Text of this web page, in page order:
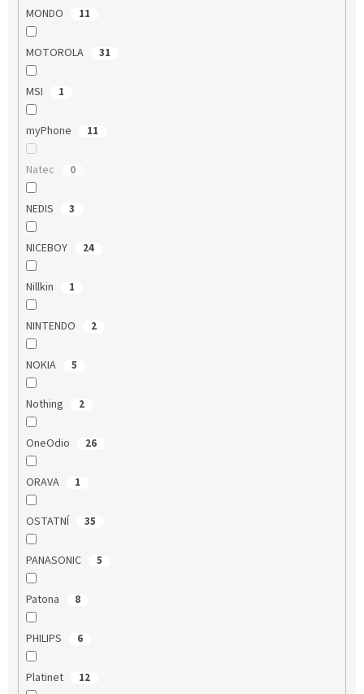
MONDO 11
MOTOROLA 31
MSI 1
myPhone 11
Natec 0
NEDIS 3
NICEBOY 24
Nillkin 1
NINTENDO 2
NOKIA 5
Nothing 2
OneOdio 26
ORAVA 1
OSTATNÍ 35
PANASONIC 5
Patona 8
PHILIPS 6
Platinet 12